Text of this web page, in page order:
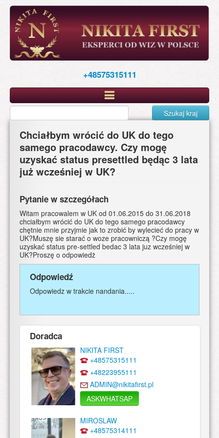
Skip
main
content
+48575315111
Szukaj kraj
Chciałbym wrócić do UK do tego
samego pracodawcy. Czy mogę
uzyskać status presettled będąc 3 lata
już wcześniej w UK?
Pytanie w szczegółach
Witam pracowalem w UK od 01.06.2015 do 31.06.2018
chciałbym wrócić do UK do tego samego pracodawcy
chętnie mnie przyjmie jak to zrobić by wylecieć do pracy w
UK?Muszę sie starać o woze pracowniczą ?Czy mogę
uzyskać status pre-settled bedac 3 lata juz wcześniej w
UK?Proszę o odpowiedż
Odpowiedź
Odpowiedz w trakcie nandania.....
Doradca
NIKITA FIRST
+48575315111
+48223955111
ADMIN@nikitafirst.pl
ASKWHATSAP
MIROSLAW
+48575314111